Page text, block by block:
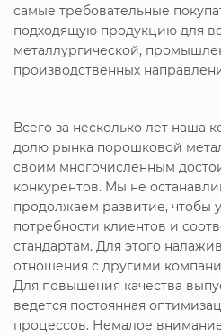
самые требовательные
подходящую продукцию для
металлургической,
производственных
Всего за несколько лет наша
долю рынка порошковой
своим многочисленным
конкурентов. Мы не
продолжаем развитие, чтобы
потребности клиентов и
стандартам. Для этого
отношения с другими
Для повышения качества
ведется постоянная
процессов. Немалое